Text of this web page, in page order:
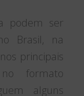
podem ser
Brasil, na
principais
formato
alguns